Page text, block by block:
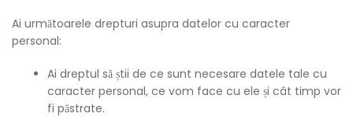
Ai următoarele drepturi asupra datelor cu caracter
personal:
Ai dreptul să știi de ce sunt necesare datele tale cu
caracter personal, ce vom face cu ele și cât timp vor
fi păstrate.